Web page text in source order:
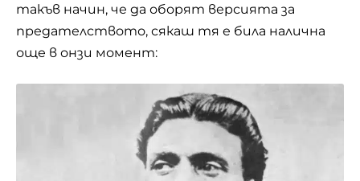
такъв начин, че да оборят версията за
предателството, сякаш тя е била налична
още в онзи момент: